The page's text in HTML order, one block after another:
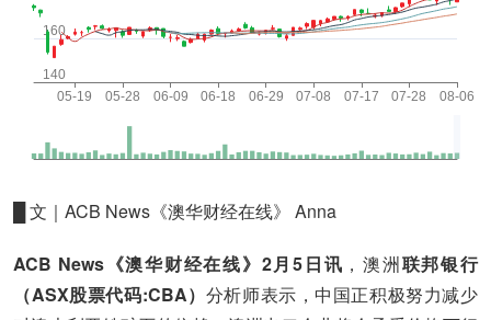
█ 文｜ACB News《澳华财经在线》 Anna
ACB News《澳华财经在线》2月5日讯 ，澳洲联邦银行
（ASX股票代码:CBA） 分析师表示，中国正积极努力减少